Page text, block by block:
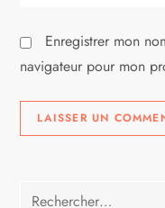
l
e
Enregistrer mon
navigateur pour mon
Rechercher :